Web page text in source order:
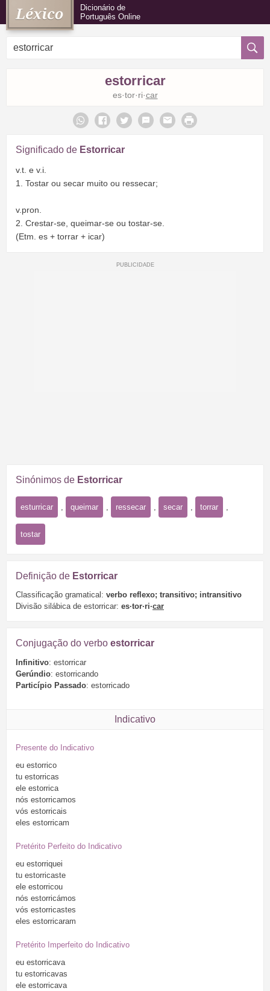
Dicionário de
Português Online
estorricar
es·tor·ri·car
Significado de Estorricar
v.t. e v.i.
1. Tostar ou secar muito ou ressecar;
v.pron.
2. Crestar-se, queimar-se ou tostar-se.
(Etm. es + torrar + icar)
Sinónimos de Estorricar
esturricar queimar ressecar secar torrar
tostar
Definição de Estorricar
Classificação gramatical: verbo reflexo; transitivo; intransitivo
Divisão silábica de estorricar: es·tor·ri·car
Conjugação do verbo estorricar
Infinitivo: estorricar
Gerúndio: estorricando
Particípio Passado: estorricado
Indicativo
Presente do Indicativo
eu estorrico
tu estorricas
ele estorrica
nós estorricamos
vós estorricais
eles estorricam
Pretérito Perfeito do Indicativo
eu estorriquei
tu estorricaste
ele estorricou
nós estorricámos
vós estorricastes
eles estorricaram
Pretérito Imperfeito do Indicativo
eu estorricava
tu estorricavas
ele estorricava